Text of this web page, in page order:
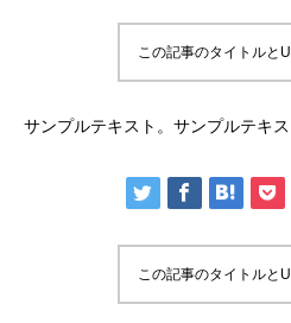
この記事のタイトルと
サンプルテキスト。サンプルテキス
この記事のタイトルと